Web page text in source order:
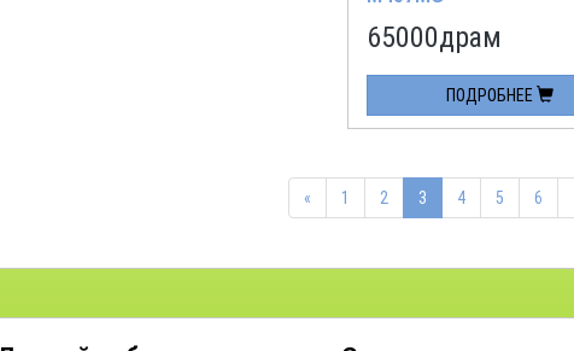
65000драм
ПОДРОБНЕЕ
« 1 2 3 4 5 6